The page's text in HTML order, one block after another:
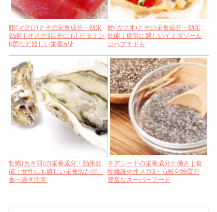
鮪(マグロ)とその栄養成分・効果
効能｜オメガ3以外にも! ビタミン
B群など嬉しい栄養が♪
鰹(カツオ)とその栄養成分・効果
効能｜疲労に嬉しいイミダゾール
ジペプチドも
牡蠣(カキ貝)の栄養成分・効果効
能｜女性にも嬉しい栄養源だが、
食べ過ぎ注意
チアシードの栄養成分と働き｜食
物繊維やオメガ3・抗酸化物質が
豊富なスーパーフード